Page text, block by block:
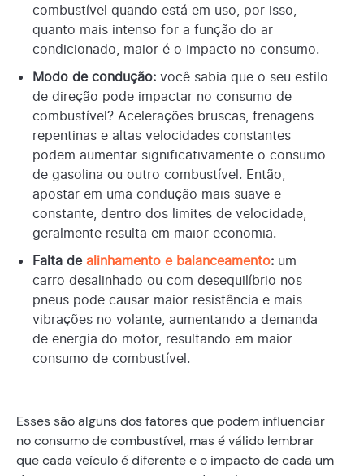
combustível quando está em uso, por isso,
quanto mais intenso for a função do ar
condicionado, maior é o impacto no consumo.
Modo de condução: você sabia que o seu estilo
de direção pode impactar no consumo de
combustível? Acelerações bruscas, frenagens
repentinas e altas velocidades constantes
podem aumentar significativamente o consumo
de gasolina ou outro combustível. Então,
apostar em uma condução mais suave e
constante, dentro dos limites de velocidade,
geralmente resulta em maior economia.
Falta de alinhamento e balanceamento: um
carro desalinhado ou com desequilíbrio nos
pneus pode causar maior resistência e mais
vibrações no volante, aumentando a demanda
de energia do motor, resultando em maior
consumo de combustível.
Esses são alguns dos fatores que podem influenciar
no consumo de combustível, mas é válido lembrar
que cada veículo é diferente e o impacto de cada um